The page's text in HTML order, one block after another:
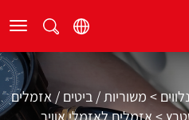
> משוריות / ביטים / אזמלים
> אזמלים לאזמלי אוויר